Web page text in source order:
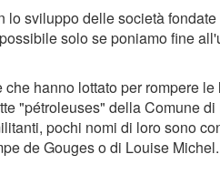
sviluppo delle società
solo se poniamo fine
hanno lottato per rompere
"pétroleuses" della Comune
pochi nomi di loro sono
de Gouges o di Louise